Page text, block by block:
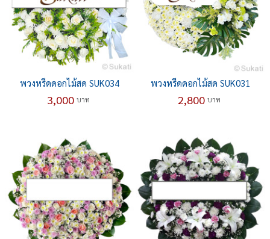
พวงหรีดดอกไม้สด SUK034
3,000 บาท
พวงหรีดดอกไม้สด SUK031
2,800 บาท